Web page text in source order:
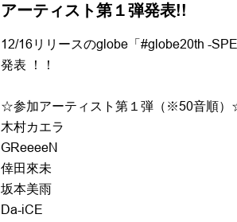
アーティスト第１弾発表!!
12/16リリースのglobe「#globe20th -
発表 ！！
☆参加アーティスト第１弾（※50音順
木村カエラ
GReeeeN
倖田來未
坂本美雨
Da-iCE